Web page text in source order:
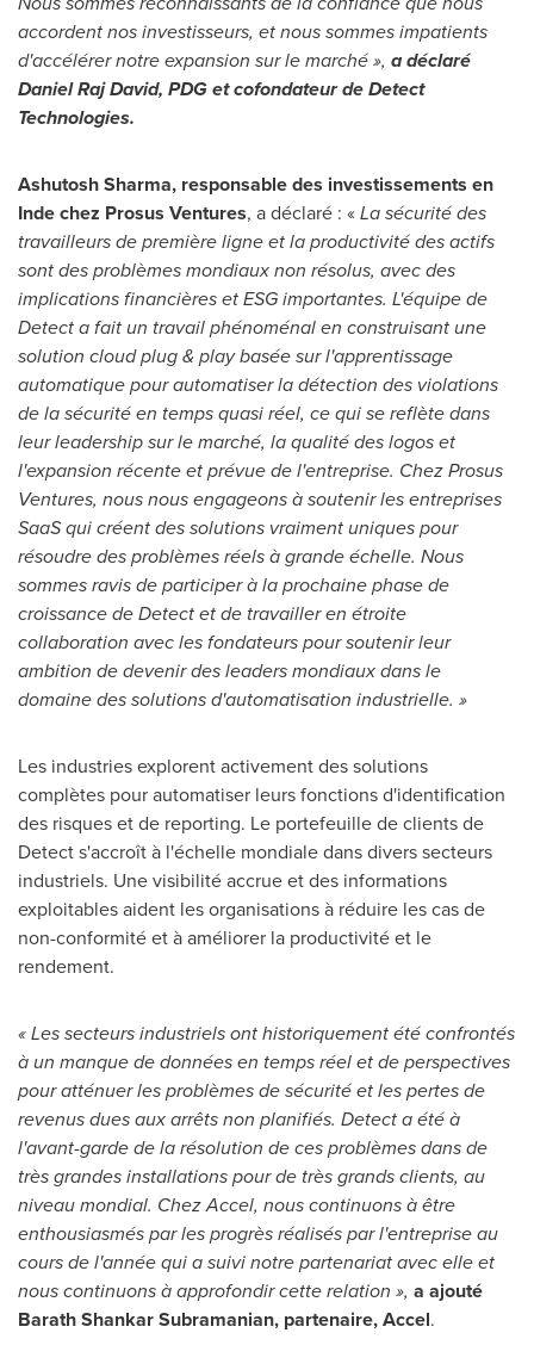
accordent nos investisseurs, et nous sommes impatients
d'accélérer notre expansion sur le marché », a déclaré
Daniel Raj David, PDG et cofondateur de Detect
Technologies.
Ashutosh Sharma, responsable des investissements en
Inde chez Prosus Ventures, a déclaré : «La sécurité des
travailleurs de première ligne et la productivité des actifs
sont des problèmes mondiaux non résolus, avec des
implications financières et ESG importantes. L'équipe de
Detect a fait un travail phénoménal en construisant une
solution cloud plug & play basée sur l'apprentissage
automatique pour automatiser la détection des violations
de la sécurité en temps quasi réel, ce qui se reflète dans
leur leadership sur le marché, la qualité des logos et
l'expansion récente et prévue de l'entreprise. Chez Prosus
Ventures, nous nous engageons à soutenir les entreprises
SaaS qui créent des solutions vraiment uniques pour
résoudre des problèmes réels à grande échelle. Nous
sommes ravis de participer à la prochaine phase de
croissance de Detect et de travailler en étroite
collaboration avec les fondateurs pour soutenir leur
ambition de devenir des leaders mondiaux dans le
domaine des solutions d'automatisation industrielle. »
Les industries explorent activement des solutions
complètes pour automatiser leurs fonctions d'identification
des risques et de reporting. Le portefeuille de clients de
Detect s'accroît à l'échelle mondiale dans divers secteurs
industriels. Une visibilité accrue et des informations
exploitables aident les organisations à réduire les cas de
non-conformité et à améliorer la productivité et le
rendement.
« Les secteurs industriels ont historiquement été confrontés
à un manque de données en temps réel et de perspectives
pour atténuer les problèmes de sécurité et les pertes de
revenus dues aux arrêts non planifiés. Detect a été à
l'avant-garde de la résolution de ces problèmes dans de
très grandes installations pour de très grands clients, au
niveau mondial. Chez Accel, nous continuons à être
enthousiasmés par les progrès réalisés par l'entreprise au
cours de l'année qui a suivi notre partenariat avec elle et
nous continuons à approfondir cette relation », a ajouté
Barath Shankar Subramanian, partenaire, Accel.